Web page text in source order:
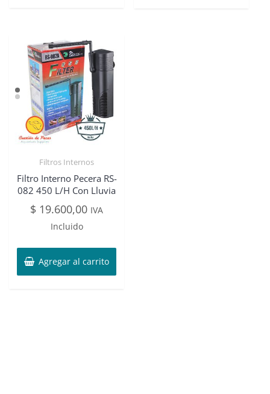
Filtros Internos
Filtro Interno Pecera RS-
082 450 L/H Con Lluvia
$ 19.600,00 IVA
Incluido
Agregar al carrito